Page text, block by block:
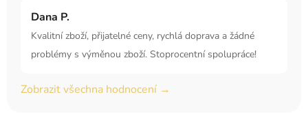
Dana P.
Kvalitní zboží, přijatelné ceny, rychlá doprava a žádné
problémy s výměnou zboží. Stoprocentní spolupráce!
Zobrazit všechna hodnocení →